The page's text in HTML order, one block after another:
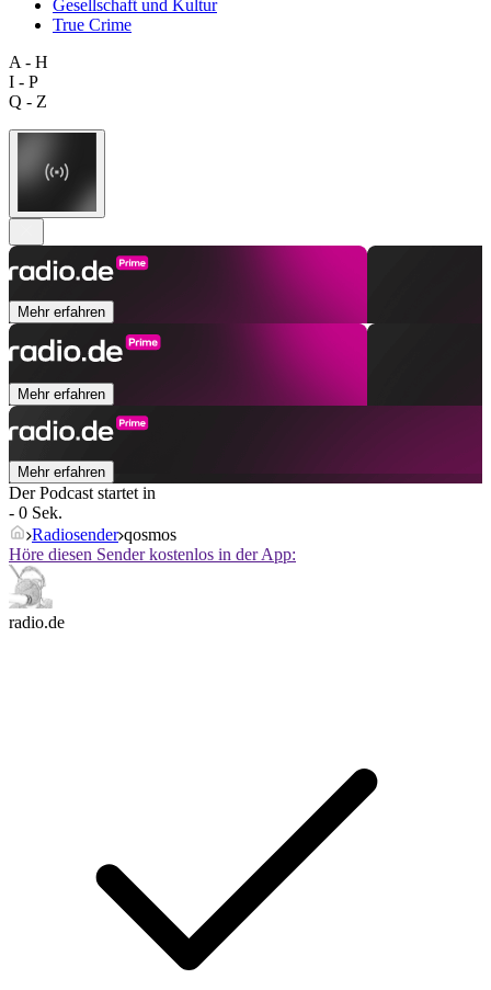
Gesellschaft und Kultur
True Crime
A - H
I - P
Q - Z
Mehr erfahren
Mehr erfahren
Mehr erfahren
Der Podcast startet in
- 0 Sek.
Radiosender qosmos
Höre diesen Sender kostenlos in der App:
radio.de